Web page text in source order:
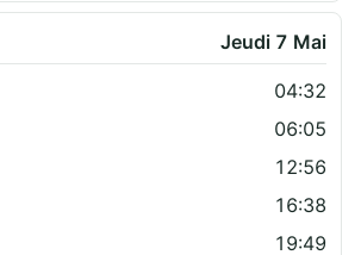
Jeudi 7 Mai
04:32
06:05
12:56
16:38
19:49